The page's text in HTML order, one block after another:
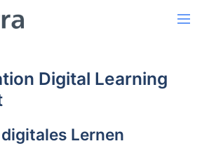
Digital Learning
Lernen